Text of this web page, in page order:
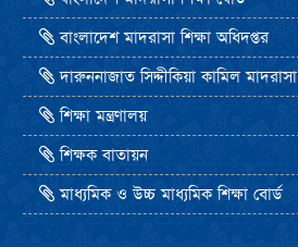
বাংলাদেশ মাদরাসা শিক্ষা অধিদপ্তর
দারুননাজাত সিদ্দীকিয়া কামিল মাদরাসা
শিক্ষা মন্ত্রণালয়
শিক্ষক বাতায়ন
মাধ্যমিক ও উচ্চ মাধ্যমিক শিক্ষা বোর্ড